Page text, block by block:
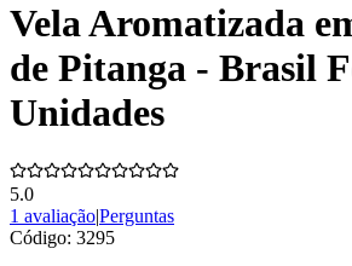
Vela Aromatizada
de Pitanga - Brasil
Unidades
5.0
1 avaliação|Perguntas
Código: 3295